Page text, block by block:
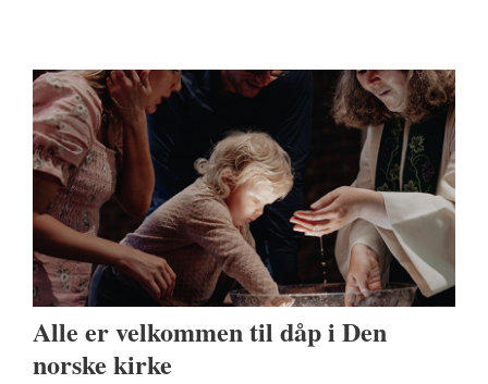
Alle er velkommen til dåp i Den
norske kirke